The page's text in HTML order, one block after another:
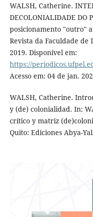
WALSH, Catherine.
DECOLONIALIDADE DO
posicionamento "outro"
Revista da Faculdade de
2019. Disponível em:
https://
Acesso em: 04 de jan.
WALSH, Catherine.
y (de) colonialidad. In:
crítico y matriz
Quito: Ediciones Abya-